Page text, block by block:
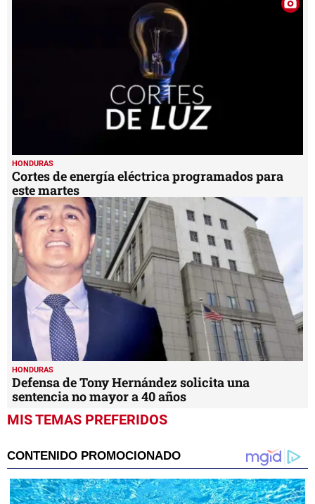
HONDURAS
Cortes de energía eléctrica programados para
este martes
HONDURAS
Defensa de Tony Hernández solicita una
sentencia no mayor a 40 años
MIS TEMAS PREFERIDOS